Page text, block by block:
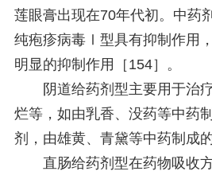
莲眼膏出现在70年代初。中药
纯疱疹病毒Ⅰ型具有抑制作用
明显的抑制作用［154］。
阴道给药剂型主要用于治疗
烂等，如由乳香、没药等中药
剂，由雄黄、青黛等中药制成
直肠给药剂型在药物吸收方